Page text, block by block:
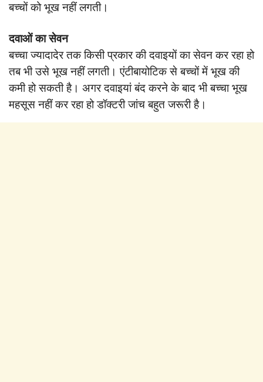
बच्चों को भूख नहीं लगती।
दवाओं का सेवन
बच्चा ज्यादादेर तक किसी प्रकार की दवाइयों का सेवन कर रहा हो
तब भी उसे भूख नहीं लगती। एंटीबायोटिक से बच्चों में भूख की
कमी हो सकती है। अगर दवाइयां बंद करने के बाद भी बच्चा भूख
महसूस नहीं कर रहा हो डॉक्टरी जांच बहुत जरूरी है।